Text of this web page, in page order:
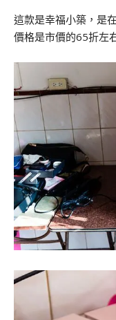
這款是幸福小築，是
價格是市價的65折左